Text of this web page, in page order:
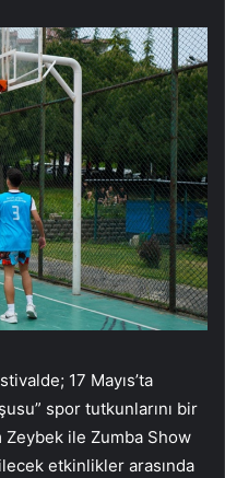
17 Mayıs’ta
spor tutkunlarını bir
Zeybek ile Zumba Show
etkinlikler arasında